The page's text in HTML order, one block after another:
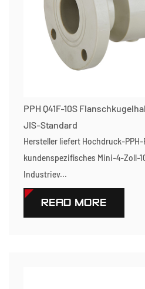
PPH Q41F-10S
JIS-Standard
Hersteller liefert Hochdruck-
kundenspezifisches Mini-4-Zoll-
Industriev...
READ MORE